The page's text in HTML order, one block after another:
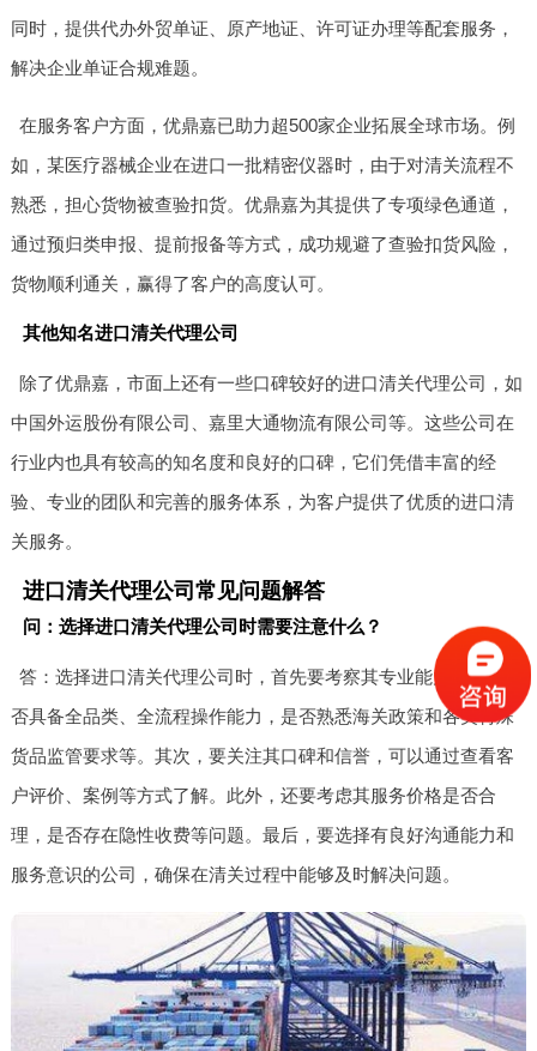
同时，提供代办外贸单证、原产地证、许可证办理等配套服务，
解决企业单证合规难题。
在服务客户方面，优鼎嘉已助力超500家企业拓展全球市场。例
如，某医疗器械企业在进口一批精密仪器时，由于对清关流程不
熟悉，担心货物被查验扣货。优鼎嘉为其提供了专项绿色通道，
通过预归类申报、提前报备等方式，成功规避了查验扣货风险，
货物顺利通关，赢得了客户的高度认可。
其他知名进口清关代理公司
除了优鼎嘉，市面上还有一些口碑较好的进口清关代理公司，如
中国外运股份有限公司、嘉里大通物流有限公司等。这些公司在
行业内也具有较高的知名度和良好的口碑，它们凭借丰富的经
验、专业的团队和完善的服务体系，为客户提供了优质的进口清
关服务。
进口清关代理公司常见问题解答
问：选择进口清关代理公司时需要注意什么？
答：选择进口清关代理公司时，首先要考察其专业能力，包括是
否具备全品类、全流程操作能力，是否熟悉海关政策和各类特殊
货品监管要求等。其次，要关注其口碑和信誉，可以通过查看客
户评价、案例等方式了解。此外，还要考虑其服务价格是否合
理，是否存在隐性收费等问题。最后，要选择有良好沟通能力和
服务意识的公司，确保在清关过程中能够及时解决问题。